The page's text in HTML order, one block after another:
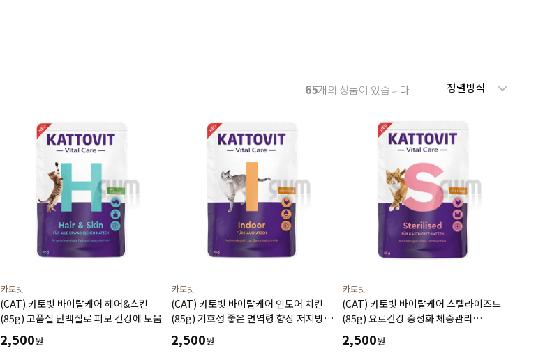
65개의 상품이 있습니다 정렬방식
카토빗
(CAT) 카토빗 바이탈케어 헤어&스킨
(85g) 고품질 단백질로 피모 건강에 도움
2,500원
카토빗
(CAT) 카토빗 바이탈케어 인도어 치킨
(85g) 기호성 좋은 면역령 향상 저지방
체중관리에 도움
2,500원
카토빗
(CAT) 카토빗 바이탈케어 스텔라이즈드
(85g) 요로건강 중성화 체중관리
기호성에 도움
2,500원